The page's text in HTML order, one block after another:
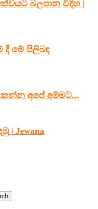
බලපාන විදිහ |
දී මේ පිලිබඳ
කන්න අපේ අම්මට...
Jewana